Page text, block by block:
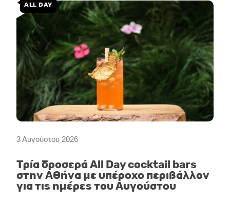
3 Αυγούστου 2026
ALL DAY
Τρία δροσερά All Day cocktail bars
στην Αθήνα με υπέροχο περιβάλλον
για τις ημέρες του Αυγούστου